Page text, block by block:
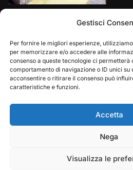
Gestisci
Per fornire le migliori esperienze,
per memorizzare e/o accedere alle
consenso a queste tecnologie ci permetterà
comportamento di navigazione o ID unici su
acconsentire o ritirare il consenso può
caratteristiche e funzioni.
Accetta
Nega
Visualizza le
Copyright © 2026 — Frasassi
Rights